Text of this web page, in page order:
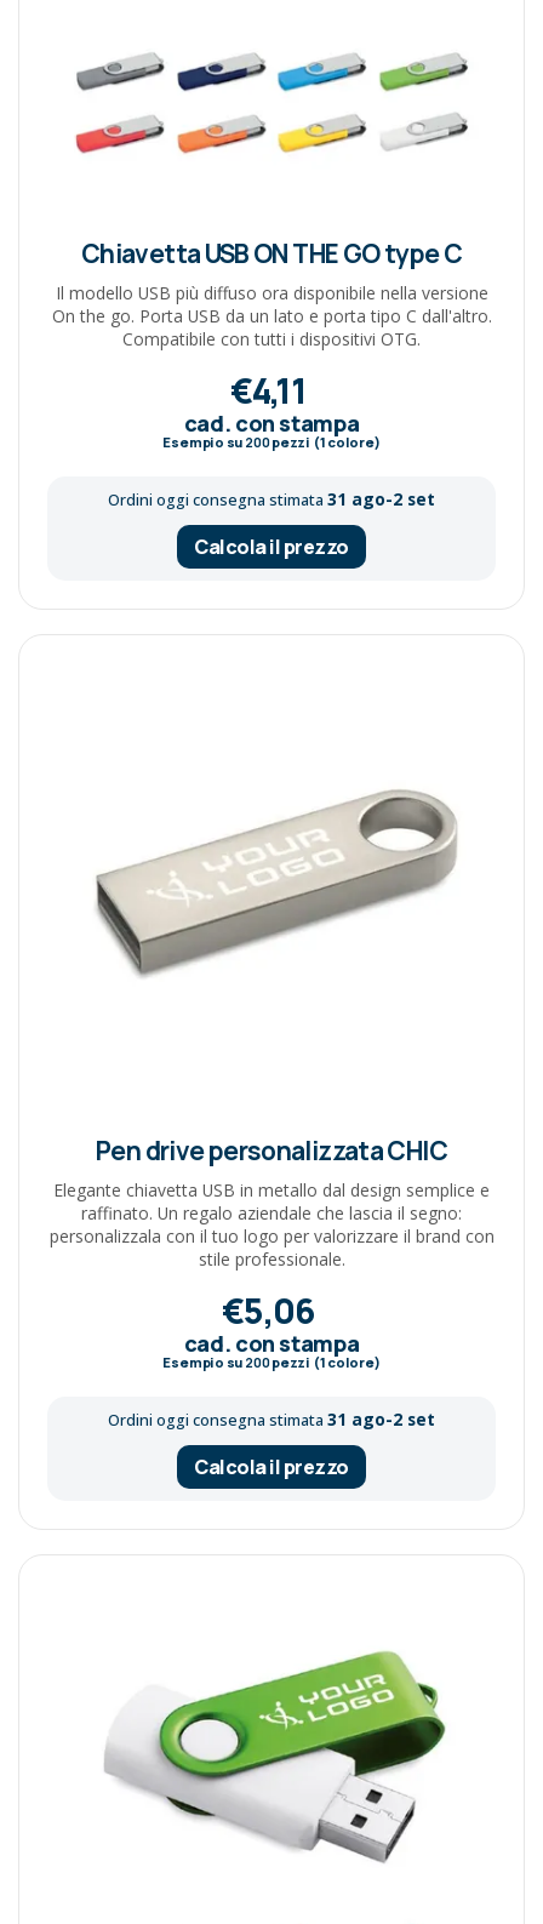
Chiavetta USB ON THE GO type C
Il modello USB più diffuso ora disponibile nella versione
On the go. Porta USB da un lato e porta tipo C dall'altro.
Compatibile con tutti i dispositivi OTG.
€4,11
cad. con stampa
Esempio su 200pezzi (1 colore)
Ordini oggi consegna stimata 31 ago-2 set
Calcola il prezzo
Pen drive personalizzata CHIC
Elegante chiavetta USB in metallo dal design semplice e
raffinato. Un regalo aziendale che lascia il segno:
personalizzala con il tuo logo per valorizzare il brand con
stile professionale.
€5,06
cad. con stampa
Esempio su 200pezzi (1 colore)
Ordini oggi consegna stimata 31 ago-2 set
Calcola il prezzo